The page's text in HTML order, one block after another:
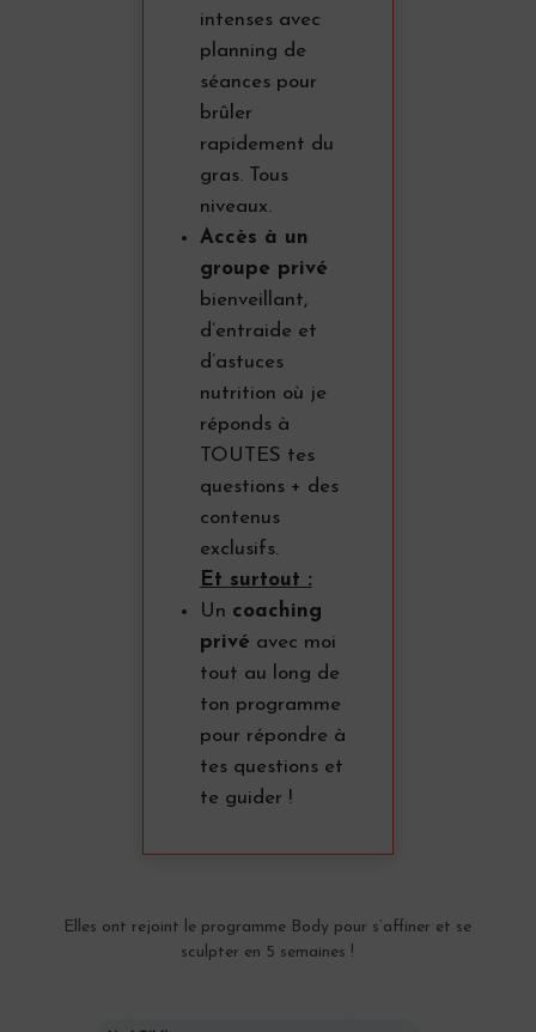
intenses avec
planning de
séances pour
brûler
rapidement du
gras. Tous
niveaux.
Accès à un
groupe privé
bienveillant,
d’entraide et
d’astuces
nutrition où je
réponds à
TOUTES tes
questions + des
contenus
exclusifs.
Et surtout :
Un coaching
privé avec moi
tout au long de
ton programme
pour répondre à
tes questions et
te guider !
Elles ont rejoint le programme Body pour s’affiner et se
sculpter en 5 semaines !